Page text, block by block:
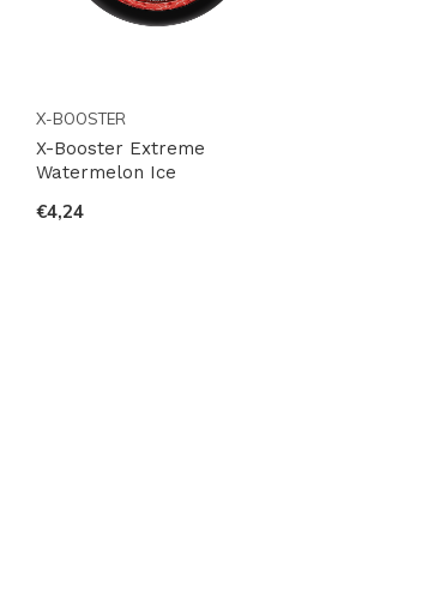
X-BOOSTER
X-Booster Extreme
Watermelon Ice
€4,24